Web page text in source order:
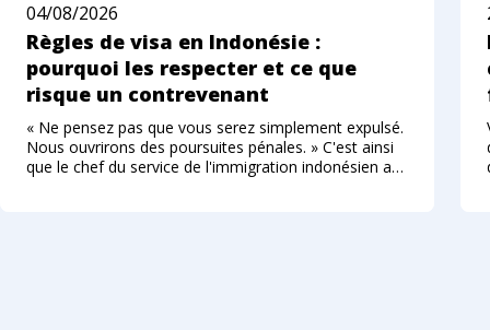
04/08/2026
Règles de visa en Indonésie :
pourquoi les respecter et ce que
risque un contrevenant
« Ne pensez pas que vous serez simplement expulsé.
Nous ouvrirons des poursuites pénales. » C'est ainsi
que le chef du service de l'immigration indonésien a